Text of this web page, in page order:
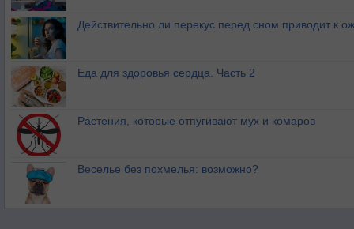
Действительно ли перекус перед сном приводит к
Еда для здоровья сердца. Часть 2
Растения, которые отпугивают мух и комаров
Веселье без похмелья: возможно?